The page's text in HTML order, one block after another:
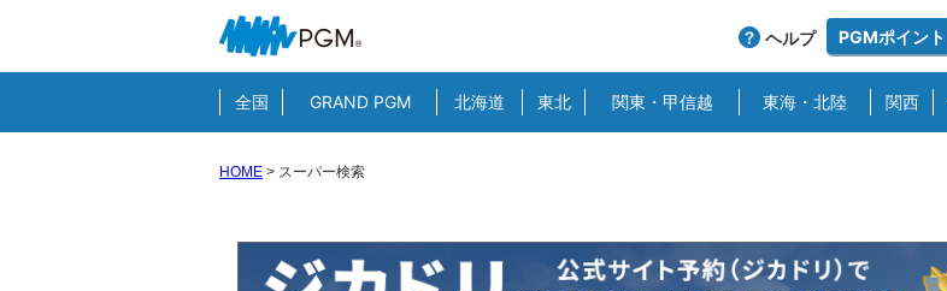
ヘルプ PGMポイント
全国 GRAND PGM 北海道 東北 関東・甲信越 東海・北陸 関西
HOME > スーパー検索